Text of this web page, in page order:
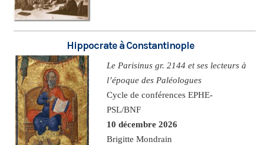
Hippocrate à Constantinople
Le Parisinus gr. 2144 et ses lecteurs à
l’époque des Paléologues
Cycle de conférences EPHE-
PSL/BNF
10 décembre 2026
Brigitte Mondrain